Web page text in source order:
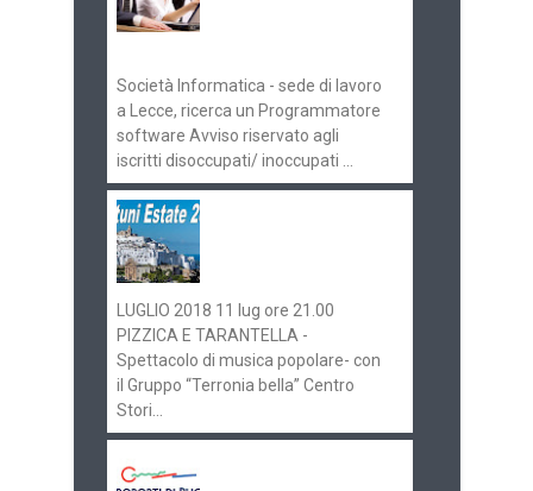
Società Informatica - sede di lavoro
a Lecce, ricerca un Programmatore
software Avviso riservato agli
iscritti disoccupati/ inoccupati ...
LUGLIO 2018 11 lug ore 21.00
PIZZICA E TARANTELLA -
Spettacolo di musica popolare- con
il Gruppo “Terronia bella” Centro
Stori...